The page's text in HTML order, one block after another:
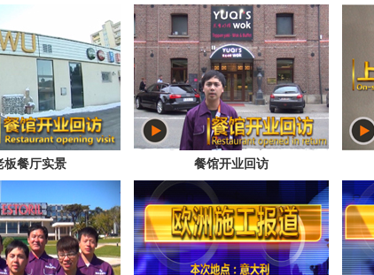
板餐厅实景 餐馆开业回访